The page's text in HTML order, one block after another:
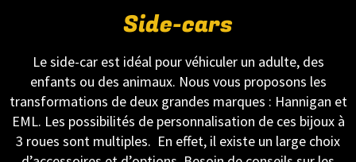
Side-cars
Le side-car est idéal pour véhiculer un adulte, des
enfants ou des animaux. Nous vous proposons les
transformations de deux grandes marques : Hannigan et
EML. Les possibilités de personnalisation de ces bijoux à
3 roues sont multiples. En effet, il existe un large choix